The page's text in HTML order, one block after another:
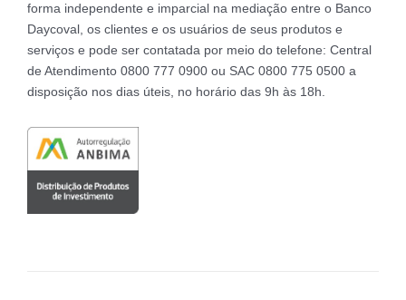
forma independente e imparcial na mediação entre o Banco
Daycoval, os clientes e os usuários de seus produtos e
serviços e pode ser contatada por meio do telefone: Central
de Atendimento 0800 777 0900 ou SAC 0800 775 0500 a
disposição nos dias úteis, no horário das 9h às 18h.